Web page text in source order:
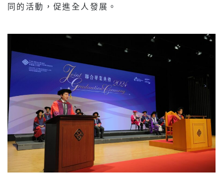
同的活動，促進全人發展。